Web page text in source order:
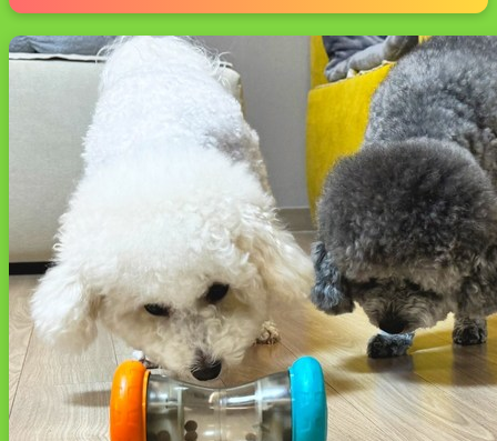
식
킁
킁
볼
애
견
장
난
감
리
뷰
[DOGNOW
ㅣ